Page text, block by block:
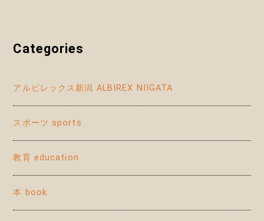
Categories
アルビレックス新潟 ALBIREX NIIGATA
スポーツ sports
教育 education
本 book